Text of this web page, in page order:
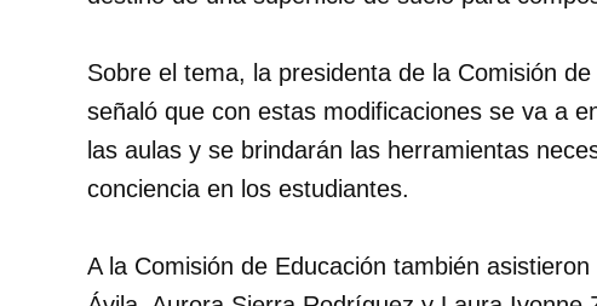
Sobre el tema, la presidenta de la Comisión
señaló que con estas modificaciones se va a
las aulas y se brindarán las herramientas
conciencia en los estudiantes.
A la Comisión de Educación también